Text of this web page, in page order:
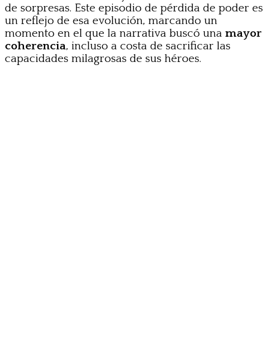
de sorpresas. Este episodio de pérdida de poder es
un reflejo de esa evolución, marcando un
momento en el que la narrativa buscó una mayor
coherencia, incluso a costa de sacrificar las
capacidades milagrosas de sus héroes.